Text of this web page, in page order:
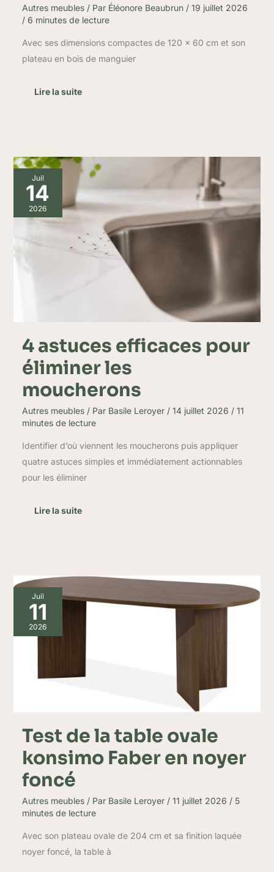
Autres meubles/ Par Éléonore Beaubrun / 19 juillet 2026
/ 6 minutes de lecture
Avec ses dimensions compactes de 120 x 60 cm et son
plateau en bois de manguier
Lire la suite
Juil
14
2026
4 astuces efficaces pour
éliminer les
moucherons
Autres meubles/ Par Basile Leroyer / 14 juillet 2026 / 11
minutes de lecture
Identifier d’où viennent les moucherons puis appliquer
quatre astuces simples et immédiatement actionnables
pour les éliminer
4
astuces
efficaces
pour
éliminer
moucherons
Lire la suite
Juil
11
2026
Test de la table ovale
konsimo Faber en noyer
foncé
Autres meubles/ Par Basile Leroyer / 11 juillet 2026 / 5
minutes de lecture
Avec son plateau ovale de 204 cm et sa finition laquée
noyer foncé, la table à
Test
de
table
ovale